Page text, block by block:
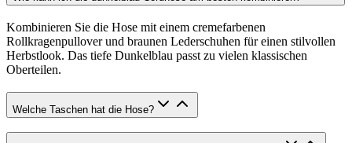
Kombinieren Sie die Hose mit einem cremefarbenen
Rollkragenpullover und braunen Lederschuhen für einen stilvollen
Herbstlook. Das tiefe Dunkelblau passt zu vielen klassischen
Oberteilen.
Welche Taschen hat die Hose?